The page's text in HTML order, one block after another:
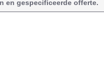
en gespecificeerde offerte.